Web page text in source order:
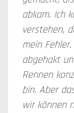
abkam. Ich
verstehen,
mein
abgehakt
Rennen
bin. Aber
wir können